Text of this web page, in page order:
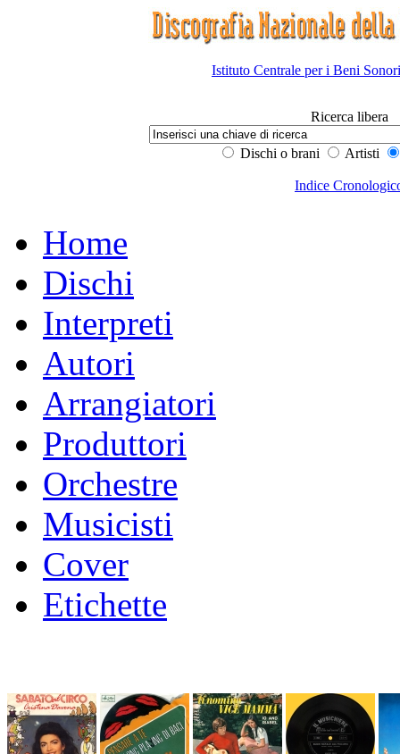
Istituto Centrale per i Beni
Ricerca libera
Dischi o brani Artisti
Indice
Home
Dischi
Interpreti
Autori
Arrangiatori
Produttori
Orchestre
Musicisti
Cover
Etichette